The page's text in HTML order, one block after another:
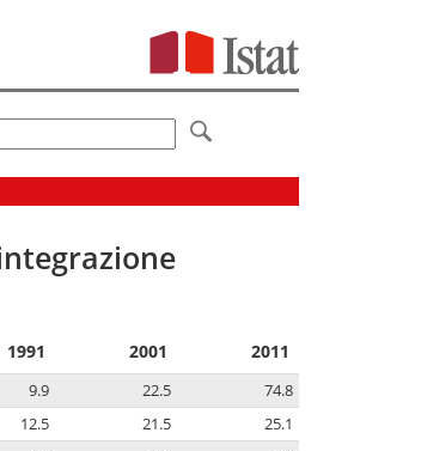
1991 2001 2011
9.9 22.5
74.8
12.5 21.5
25.1